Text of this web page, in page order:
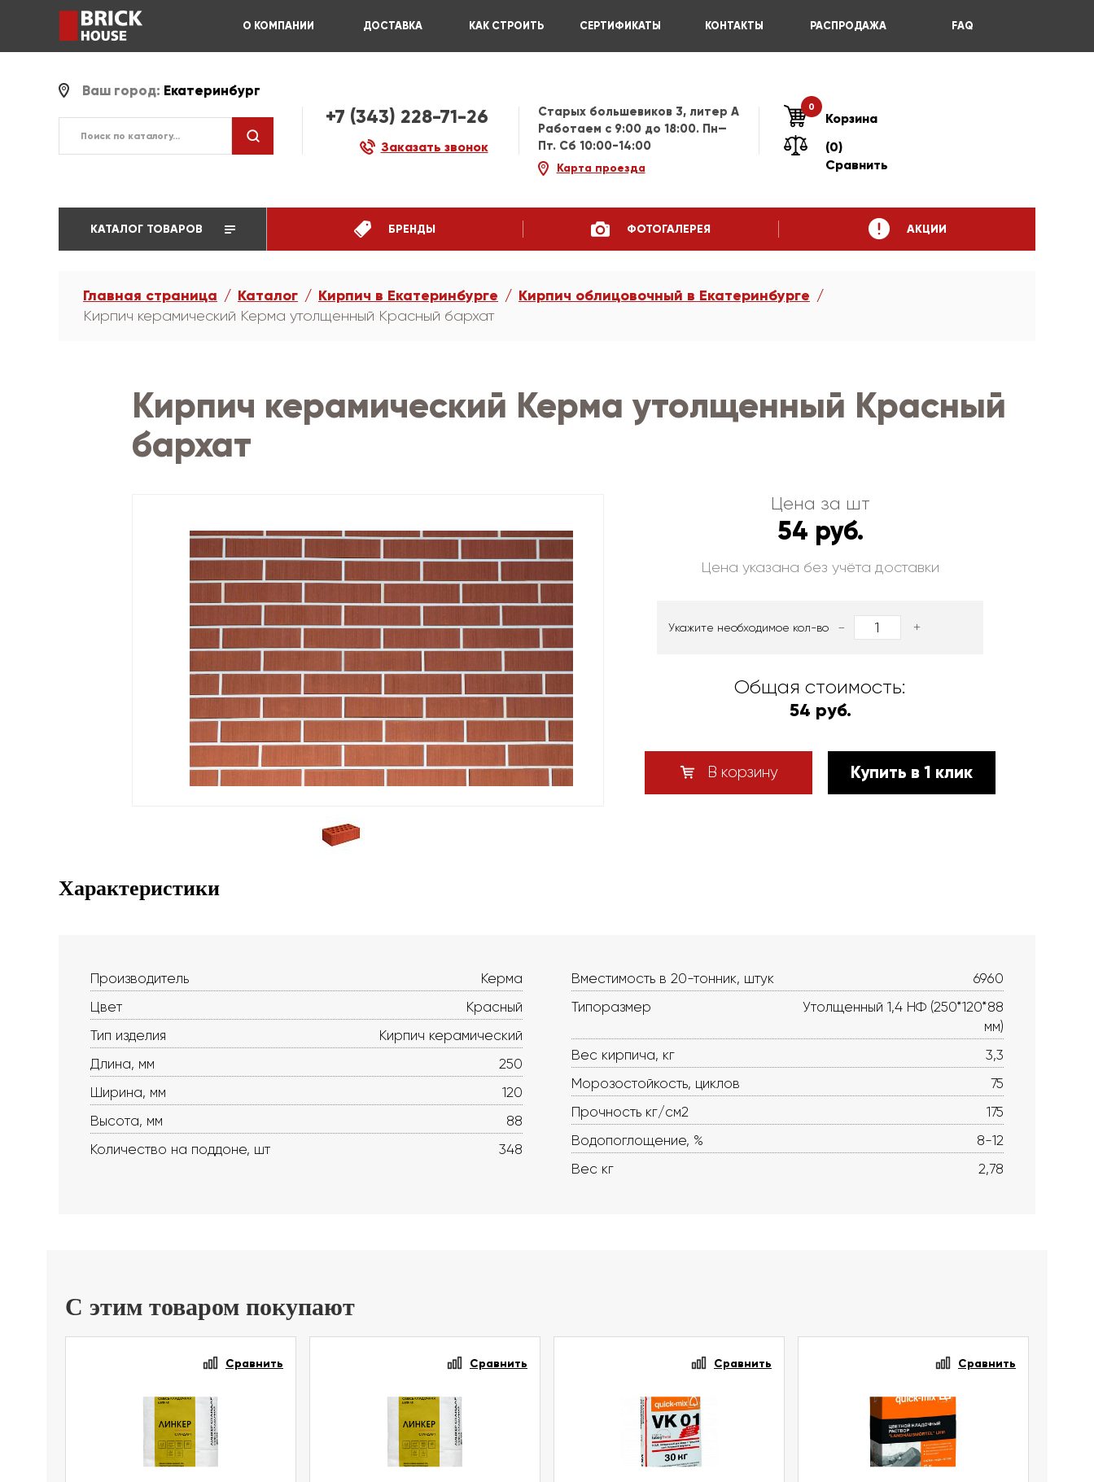
О КОМПАНИИ ДОСТАВКА КАК СТРОИТЬ СЕРТИФИКАТЫ КОНТАКТЫ РАСПРОДАЖА FAQ
Ваш город: Екатеринбург
+7 (343) 228-71-26
Заказать звонок
Старых большевиков 3, литер А
Работаем c 9:00 до 18:00. Пн—
Пт. Сб 10:00-14:00
Карта проезда
0
Корзина
(0)
Сравнить
КАТАЛОГ ТОВАРОВ БРЕНДЫ ФОТОГАЛЕРЕЯ АКЦИИ
Главная страница Каталог Кирпич в Екатеринбурге Кирпич облицовочный в Екатеринбурге
Кирпич керамический Керма утолщенный Красный бархат
Кирпич керамический Керма утолщенный Красный
бархат
Цена за шт
54 руб.
Цена указана без учёта доставки
Укажите необходимое кол-во - +
Общая стоимость:
54 руб.
В корзину Купить в 1 клик
Характеристики
Производитель
Керма
Цвет
Красный
Тип изделия
Кирпич керамический
Длина, мм
250
Ширина, мм
120
Высота, мм
88
Количество на поддоне, шт
348
Вместимость в 20-тонник, штук
6960
Типоразмер
Утолщенный 1,4 НФ (250*120*88
мм)
Вес кирпича, кг
3,3
Морозостойкость, циклов
75
Прочность кг/см2
175
Водопоглощение, %
8-12
Вес кг
2,78
С этим товаром покупают
Сравнить Сравнить Сравнить Сравнить